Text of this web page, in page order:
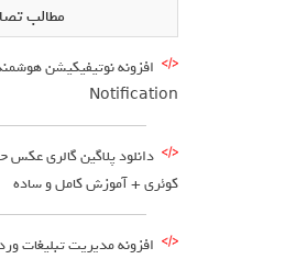
مطالب
Notification
دانلود پلاگین گالری
کوئری + آموزش کامل و ساده